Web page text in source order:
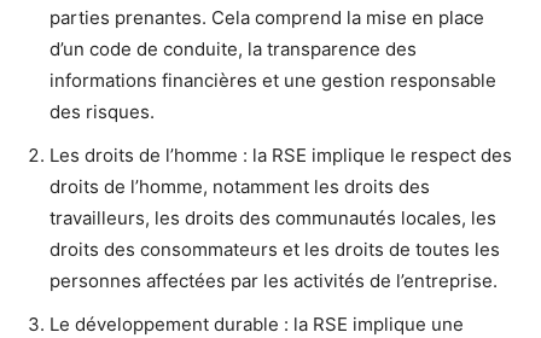
parties prenantes. Cela comprend la mise en place
d’un code de conduite, la transparence des
informations financières et une gestion responsable
des risques.
Les droits de l’homme : la RSE implique le respect des
droits de l’homme, notamment les droits des
travailleurs, les droits des communautés locales, les
droits des consommateurs et les droits de toutes les
personnes affectées par les activités de l’entreprise.
Le développement durable : la RSE implique une